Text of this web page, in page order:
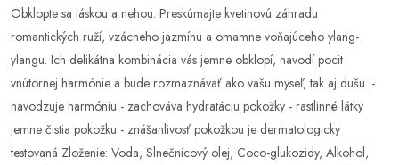
Obklopte sa láskou a nehou. Preskúmajte kvetinovú záhradu
romantických ruží, vzácneho jazmínu a omamne voňajúceho ylang-
ylangu. Ich delikátna kombinácia vás jemne obklopí, navodí pocit
vnútornej harmónie a bude rozmaznávať ako vašu myseľ, tak aj dušu. -
navodzuje harmóniu - zachováva hydratáciu pokožky - rastlinné látky
jemne čistia pokožku - znášanlivosť pokožkou je dermatologicky
testovaná Zloženie: Voda, Slnečnicový olej, Coco-glukozidy, Alkohol,